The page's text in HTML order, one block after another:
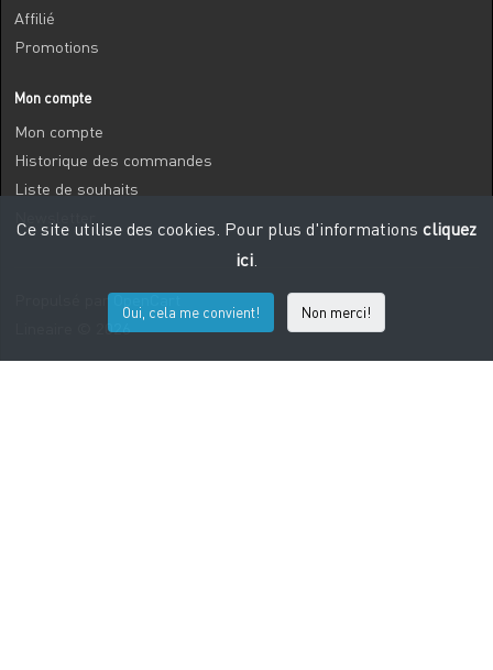
Affilié
Promotions
Mon compte
Mon compte
Historique des commandes
Liste de souhaits
Propulsé par
Lineaire © 2026
Ce site utilise des cookies. Pour plus d'informations cliquez
ici.
Oui, cela me convient! Non merci!